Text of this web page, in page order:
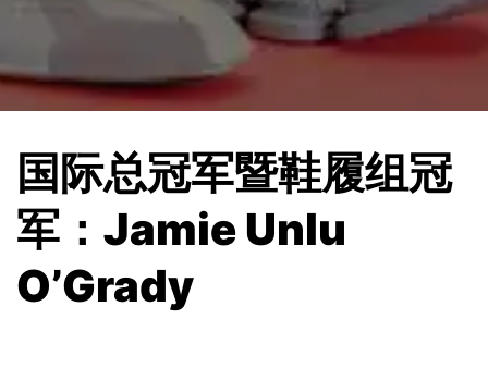
国际总冠军暨鞋履组冠
军：Jamie Unlu
O’Grady